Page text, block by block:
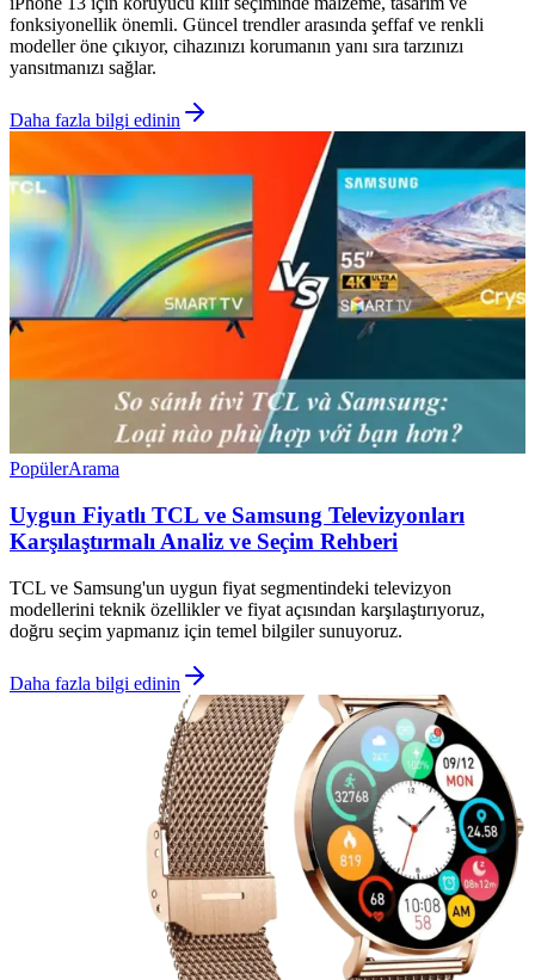
fonksiyonellik önemli. Güncel trendler arasında şeffaf ve renkli
modeller öne çıkıyor, cihazınızı korumanın yanı sıra tarzınızı
yansıtmanızı sağlar.
Daha fazla bilgi edinin
PopülerArama
Uygun Fiyatlı TCL ve Samsung Televizyonları
Karşılaştırmalı Analiz ve Seçim Rehberi
TCL ve Samsung'un uygun fiyat segmentindeki televizyon
modellerini teknik özellikler ve fiyat açısından karşılaştırıyoruz,
doğru seçim yapmanız için temel bilgiler sunuyoruz.
Daha fazla bilgi edinin